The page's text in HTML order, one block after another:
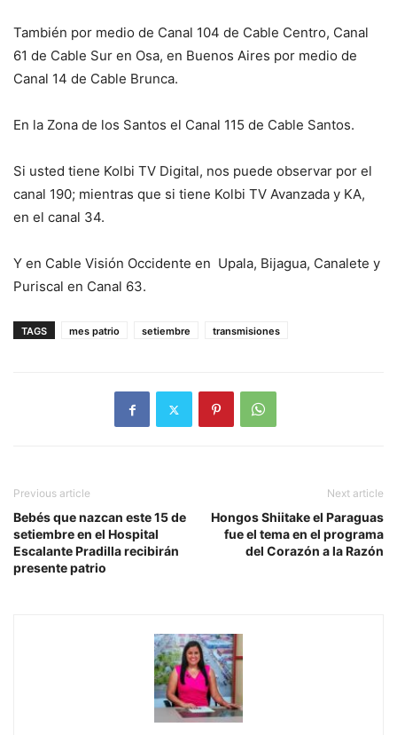
También por medio de Canal 104 de Cable Centro, Canal
61 de Cable Sur en Osa, en Buenos Aires por medio de
Canal 14 de Cable Brunca.
En la Zona de los Santos el Canal 115 de Cable Santos.
Si usted tiene Kolbi TV Digital, nos puede observar por el
canal 190; mientras que si tiene Kolbi TV Avanzada y KA,
en el canal 34.
Y en Cable Visión Occidente en Upala, Bijagua, Canalete y
Puriscal en Canal 63.
TAGS mes patrio setiembre transmisiones
Previous article
Bebés que nazcan este 15 de
setiembre en el Hospital
Escalante Pradilla recibirán
presente patrio
Next article
Hongos Shiitake el Paraguas
fue el tema en el programa
del Corazón a la Razón